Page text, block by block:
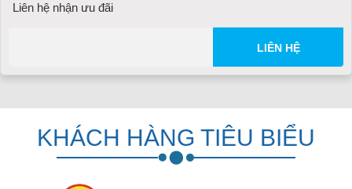
hệ nhận ưu đãi
LIÊN HỆ
KHÁCH HÀNG TIÊU BIỂU